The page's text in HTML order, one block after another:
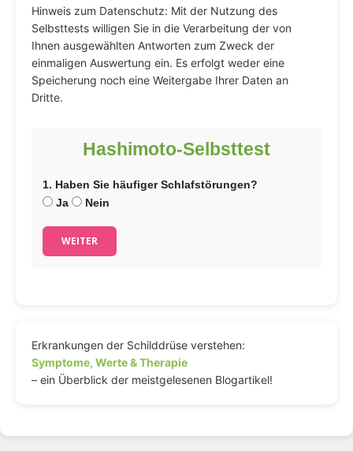
Hinweis zum Datenschutz: Mit der Nutzung des
Selbsttests willigen Sie in die Verarbeitung der von
Ihnen ausgewählten Antworten zum Zweck der
einmaligen Auswertung ein. Es erfolgt weder eine
Speicherung noch eine Weitergabe Ihrer Daten an
Dritte.
Hashimoto-Selbsttest
1. Haben Sie häufiger Schlafstörungen?
Ja
Nein
WEITER
Erkrankungen der Schilddrüse verstehen:
Symptome, Werte & Therapie
– ein Überblick der meistgelesenen Blogartikel!